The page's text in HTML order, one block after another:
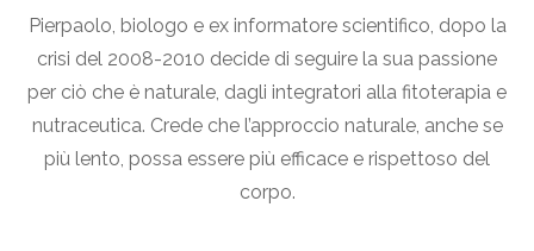
Pierpaolo, biologo e ex informatore scientifico, dopo la
crisi del 2008-2010 decide di seguire la sua passione
per ciò che è naturale, dagli integratori alla fitoterapia e
nutraceutica. Crede che l’approccio naturale, anche se
più lento, possa essere più efficace e rispettoso del
corpo.